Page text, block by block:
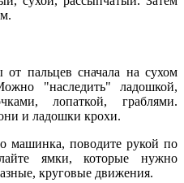
пальцев сначала на сухом
"наследить" ладошкой,
лопаткой, граблями.
и ладошки крохи.
машинка, поводите рукой по
ямки, которые нужно
круговые движения.